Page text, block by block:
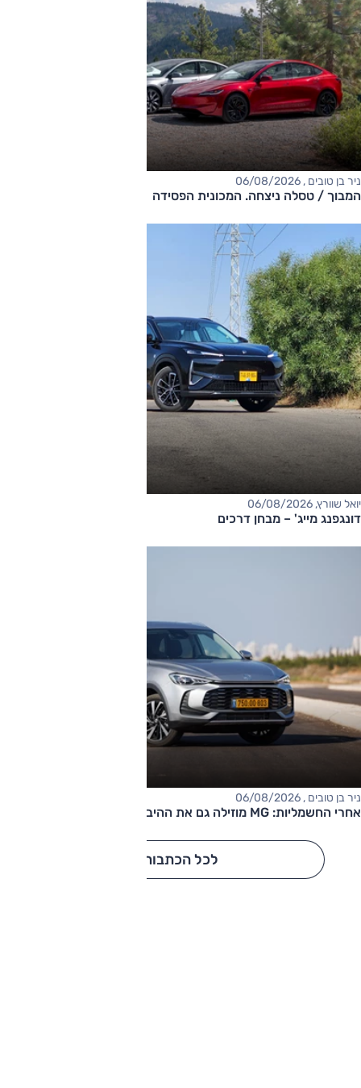
ניר בן טובים , 06/08/2026
המבוך / טסלה ניצחה. המכונית הפסידה
יואל שוורץ, 06/08/2026
דונגפנג מייג' – מבחן דרכים
ניר בן טובים , 06/08/2026
אחרי החשמליות: MG מוזילה גם את ההיברידיות
לכל הכתבות